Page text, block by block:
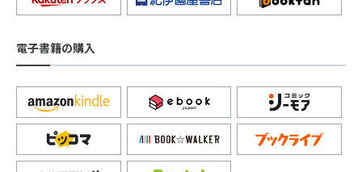
電子書籍の購入